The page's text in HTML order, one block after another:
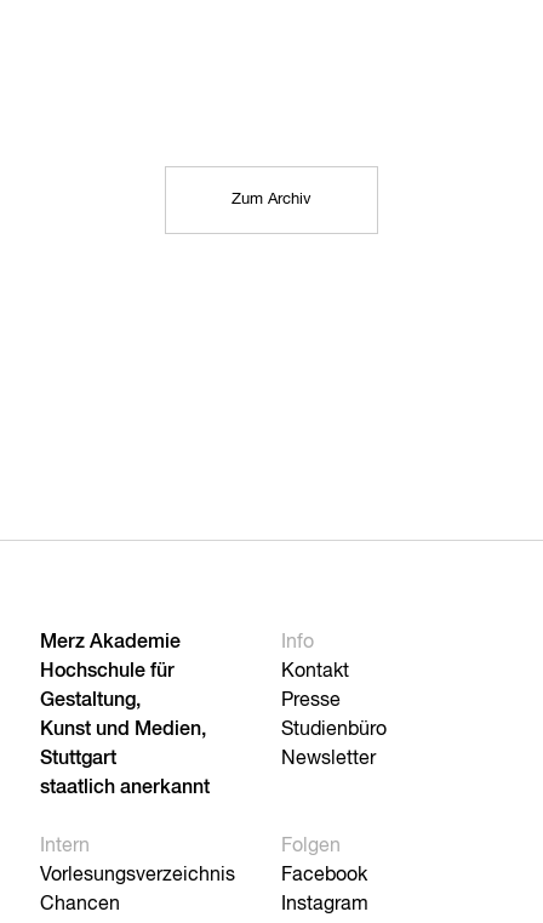
Zum Archiv
Merz Akademie
Hochschule für
Gestaltung,
Kunst und Medien,
Stuttgart
staatlich anerkannt
Info
Kontakt
Presse
Studienbüro
Newsletter
Intern
Vorlesungsverzeichnis
Chancen
Folgen
Facebook
Instagram